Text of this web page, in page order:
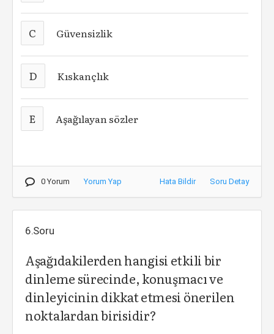
C Güvensizlik
D Kıskançlık
E Aşağılayan sözler
0 Yorum Yorum Yap Hata Bildir Soru Detay
6.Soru
Aşağıdakilerden hangisi etkili bir
dinleme sürecinde, konuşmacı ve
dinleyicinin dikkat etmesi önerilen
noktalardan birisidir?